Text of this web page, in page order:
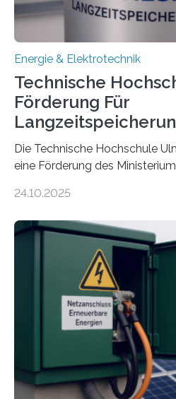
Energie & Elektrotechnik
Technische
Förderung Für
Die Technische Hochschule
eine Förderung des
Forschungsprojekt „LAGER –
Quartieren“ eingeworben. Ziel
Entwicklung, Erprobung und
Konzepten zur langfristigen
sektorübergreifend vernetzten
Projekt startete am 15.
von drei Jahren und ein
Millionen Euro, wovon 2,6
Ministerium für Umwelt, Klima
24.10.2025